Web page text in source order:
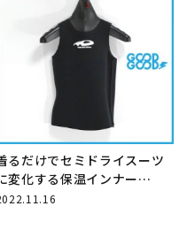
るだけでセミドライスーツ
変化する保温インナー
World Dive イージードライ